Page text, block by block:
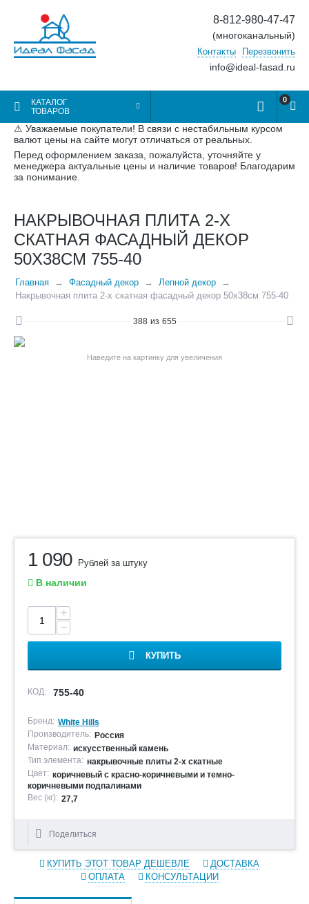
8-812-980-47-47
(многоканальный)
Контакты Перезвонить
info@ideal-fasad.ru
КАТАЛОГ
ТОВАРОВ
0
⚠ Уважаемые покупатели! В связи с нестабильным курсом
валют цены на сайте могут отличаться от реальных.
Перед оформлением заказа, пожалуйста, уточняйте у
менеджера актуальные цены и наличие товаров! Благодарим
за понимание.
НАКРЫВОЧНАЯ ПЛИТА 2-Х
СКАТНАЯ ФАСАДНЫЙ ДЕКОР
50Х38СМ 755-40
Главная Фасадный декор
Лепной декор
Накрывочная плита 2-х скатная фасадный декор 50х38см 755-40
388 из 655
Наведите на картинку для увеличения
1 090 Рублей за штуку
В наличии
+
−
КУПИТЬ
КОД: 755-40
Бренд: White Hills
Производитель: Россия
Материал: искусственный камень
Тип элемента: накрывочные плиты 2-х скатные
Цвет: коричневый с красно-коричневыми и темно-
коричневыми подпалинами
Вес (кг): 27,7
Поделиться
КУПИТЬ ЭТОТ ТОВАР ДЕШЕВЛЕ
ДОСТАВКА
ОПЛАТА
КОНСУЛЬТАЦИИ